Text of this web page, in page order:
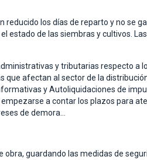
los días de reparto y no se
estado de las siembras y cultivos.
y tributarias respecto a
afectan al sector de la
y Autoliquidaciones de
a contar los plazos para
de demora…
guardando las medidas de